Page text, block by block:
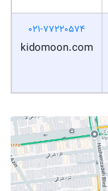
021-77220574
kidomoon.com